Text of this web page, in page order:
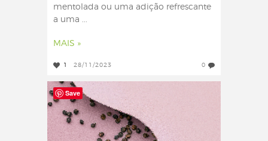
mentolada ou uma adição refrescante
a uma ...
MAIS »
1 28/11/2023 0
Save